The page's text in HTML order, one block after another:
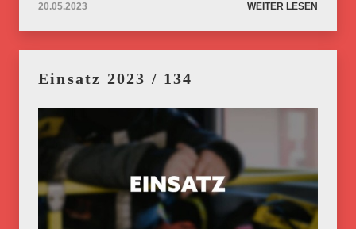
20.05.2023 WEITER LESEN
Einsatz 2023 / 134